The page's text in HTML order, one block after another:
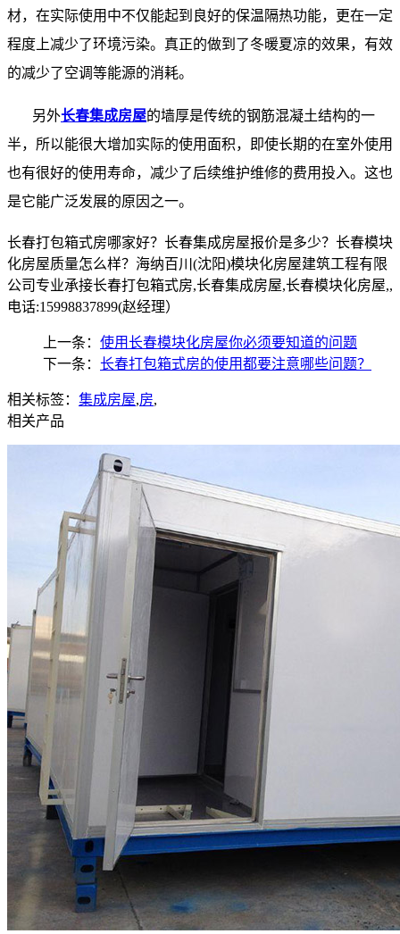
材，在实际使用中不仅能起到良好的保温隔热功能，更在一定
程度上减少了环境污染。真正的做到了冬暖夏凉的效果，有效
的减少了空调等能源的消耗。
另外长春集成房屋的墙厚是传统的钢筋混凝土结构的一
半，所以能很大增加实际的使用面积，即使长期的在室外使用
也有很好的使用寿命，减少了后续维护维修的费用投入。这也
是它能广泛发展的原因之一。
长春打包箱式房哪家好？长春集成房屋报价是多少？长春模块
化房屋质量怎么样？海纳百川(沈阳)模块化房屋建筑工程有限
公司专业承接长春打包箱式房,长春集成房屋,长春模块化房屋,,
电话:15998837899(赵经理）
上一条： 使用长春模块化房屋你必须要知道的问题
下一条： 长春打包箱式房的使用都要注意哪些问题？
相关标签： 集成房屋,房,
相关产品